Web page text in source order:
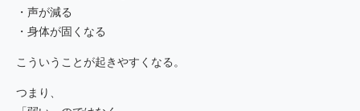
・声が減る
・身体が固くなる
こういうことが起きやすくなる。
つまり、